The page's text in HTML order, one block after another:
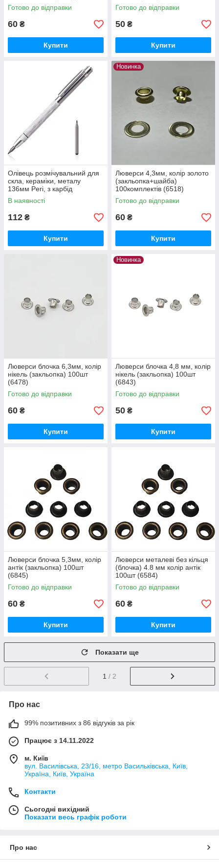
Готово до відправки
60 ₴
Купити
Готово до відправки
50 ₴
Купити
Олівець розмічувальний для
скла, кераміки, металу
136мм Peri, з карбід
вольфрамовим накінечником
і магнітом (6571)
В наявності
112 ₴
Купити
Новинка
Люверси 4,3мм, колір золото
(закльопка+шайба)
100комплектів (6518)
Готово до відправки
60 ₴
Купити
Люверси блочка 6,3мм, колір
нікель (закльопка) 100шт
(6478)
Готово до відправки
60 ₴
Купити
Новинка
Люверси блочка 4,8 мм, колір
нікель (закльопка) 100шт
(6843)
Готово до відправки
50 ₴
Купити
Люверси блочка 5,3мм, колір
антік (закльопка) 100шт
(6845)
Готово до відправки
60 ₴
Купити
Люверси металеві без кільця
(блочка) 4.8 мм колір антік
100шт (6584)
Готово до відправки
60 ₴
Купити
Показати ще
1 / 2
Про нас
99% позитивних з 86 відгуків за рік
Працює з 14.11.2022
м. Київ
вул. Василівська, 23/16, метро Васильківська, Київ,
Україна, Київ, Україна
Контакти
Сьогодні вихідний
Показати весь графік роботи
Про нас